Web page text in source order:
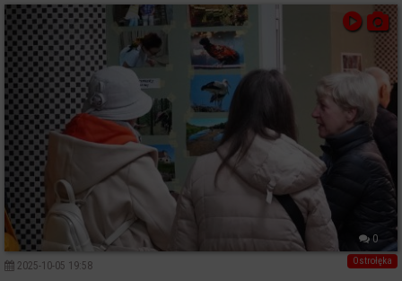
0
Ostrołęka
2025-10-05 19:58